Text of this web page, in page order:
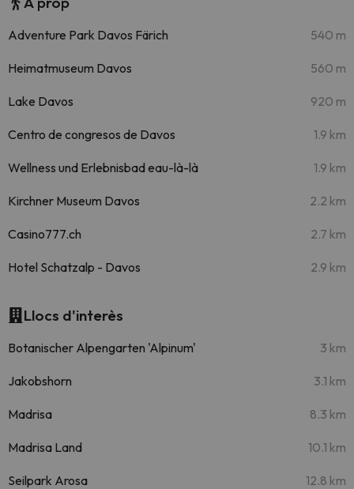
Adventure Park Davos Färich 540 m
Heimatmuseum Davos 560 m
Lake Davos 920 m
Centro de congresos de Davos 1.9 km
Wellness und Erlebnisbad eau-là-là 1.9 km
Kirchner Museum Davos 2.2 km
Casino777.ch 2.7 km
Hotel Schatzalp - Davos 2.9 km
Llocs d'interès
Botanischer Alpengarten 'Alpinum' 3 km
Jakobshorn 3.1 km
Madrisa 8.3 km
Madrisa Land 10.1 km
Seilpark Arosa 12.8 km